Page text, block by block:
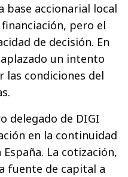
base accionarial local
pero el
de decisión. En
un intento
condiciones del
delegado de DIGI
en la continuidad
La cotización,
fuente de capital a